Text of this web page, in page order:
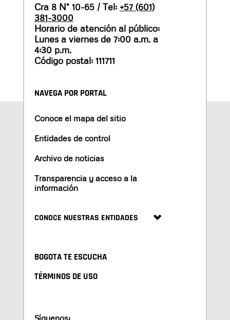
Cra 8 N° 10-65 / Tel: +57 (601)
381-3000
Horario de atención al público:
Lunes a viernes de 7:00 a.m. a
4:30 p.m.
Código postal: 111711
NAVEGA POR PORTAL
Conoce el mapa del sitio
Entidades de control
Archivo de noticias
Transparencia y acceso a la
información
CONOCE NUESTRAS ENTIDADES
BOGOTA TE ESCUCHA
TÉRMINOS DE USO